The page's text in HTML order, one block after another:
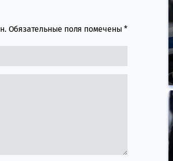
Обязательные поля помечены*